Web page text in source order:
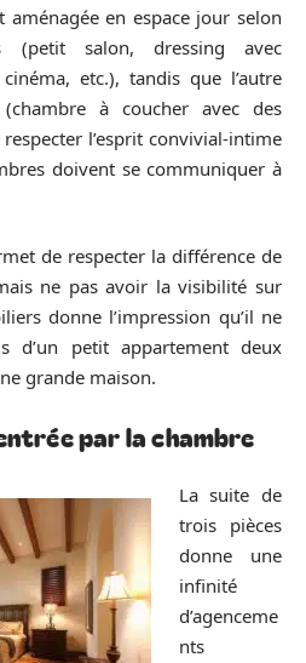
aménagée en espace jour selon
(petit salon, dressing avec
etc.), tandis que l’autre
à coucher avec des
l’esprit convivial-intime
doivent se communiquer à
de respecter la différence de
ne pas avoir la visibilité sur
donne l’impression qu’il ne
d’un petit appartement deux
grande maison.
par la chambre
La suite de
trois pièces
donne une
infinité
d’agenceme
nts